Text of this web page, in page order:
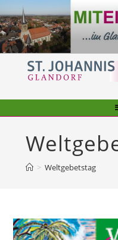
Inhalt
springen
> Weltgebetstag